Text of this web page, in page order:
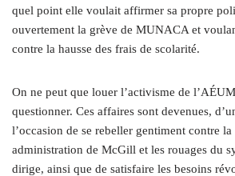
quel point elle voulait affirmer sa propre
ouvertement la grève de MUNACA et
contre la hausse des frais de scolarité.
On ne peut que louer l’activisme de
questionner. Ces affaires sont devenues,
l’occasion de se rebeller gentiment contre la
administration de McGill et les rouages du
dirige, ainsi que de satisfaire les besoins